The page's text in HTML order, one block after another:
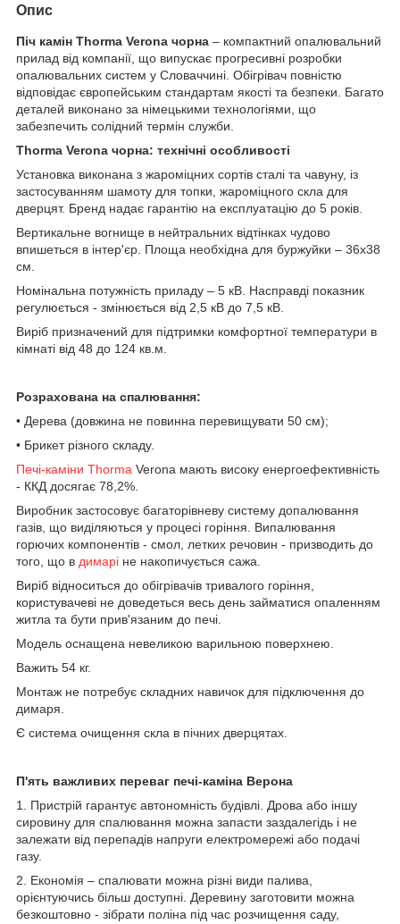
Опис
Піч камін Thorma Verona чорна – компактний опалювальний
прилад від компанії, що випускає прогресивні розробки
опалювальних систем у Словаччині. Обігрівач повністю
відповідає європейським стандартам якості та безпеки. Багато
деталей виконано за німецькими технологіями, що
забезпечить солідний термін служби.
Thorma Verona чорна: технічні особливості
Установка виконана з жароміцних сортів сталі та чавуну, із
застосуванням шамоту для топки, жароміцного скла для
дверцят. Бренд надає гарантію на експлуатацію до 5 років.
Вертикальне вогнище в нейтральних відтінках чудово
впишеться в інтер'єр. Площа необхідна для буржуйки – 36х38
см.
Номінальна потужність приладу – 5 кВ. Насправді показник
регулюється - змінюється від 2,5 кВ до 7,5 кВ.
Виріб призначений для підтримки комфортної температури в
кімнаті від 48 до 124 кв.м.
Розрахована на спалювання:
• Дерева (довжина не повинна перевищувати 50 см);
• Брикет різного складу.
Печі-каміни Thorma Verona мають високу енергоефективність
- ККД досягає 78,2%.
Виробник застосовує багаторівневу систему допалювання
газів, що виділяються у процесі горіння. Випалювання
горючих компонентів - смол, летких речовин - призводить до
того, що в димарі не накопичується сажа.
Виріб відноситься до обігрівачів тривалого горіння,
користувачеві не доведеться весь день займатися опаленням
житла та бути прив'язаним до печі.
Модель оснащена невеликою варильною поверхнею.
Важить 54 кг.
Монтаж не потребує складних навичок для підключення до
димаря.
Є система очищення скла в пічних дверцятах.
П'ять важливих переваг печі-каміна Верона
1. Пристрій гарантує автономність будівлі. Дрова або іншу
сировину для спалювання можна запасти заздалегідь і не
залежати від перепадів напруги електромережі або подачі
газу.
2. Економія – спалювати можна різні види палива,
орієнтуючись більш доступні. Деревину заготовити можна
безкоштовно - зібрати поліна під час розчищення саду,